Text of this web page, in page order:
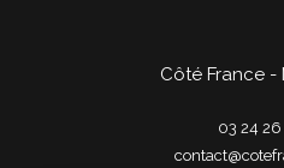
Côté France -
03 24 26